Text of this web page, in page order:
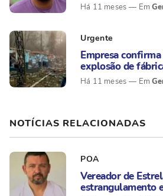
Há 11 meses
Urgente
Empresa
explosão de
Há 11 meses
NOTÍCIAS RELACIONADAS
POA
Vereador de
estrangulamento